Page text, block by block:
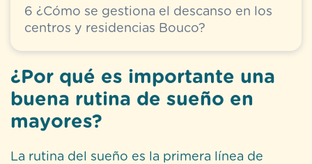
6 ¿Cómo se gestiona el descanso en los
centros y residencias Bouco?
¿Por qué es importante una
buena rutina de sueño en
mayores?
La rutina del sueño es la primera línea de